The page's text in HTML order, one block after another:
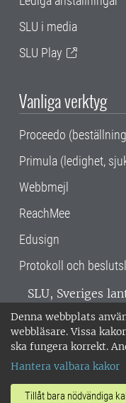
Denna webbplats
webbläsare. Vissa
ska fungera korrekt.
Hantera valbara kakor
Tillåt bara nödvändiga
SLU i media
SLU Play
Vanliga verktyg
Proceedo
Primula (ledighet,
Webbmejl
ReachMee
Edusign
Protokoll och
SLU, Sveriges
verksamhet
Alnarp, Uppsala
miljöcertifierat
018-67 10 00 •
Om SLU:s